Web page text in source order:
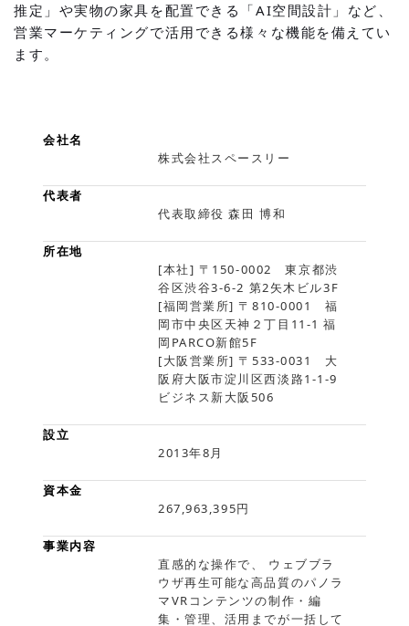
推定」や実物の家具を配置できる「AI空間設計」など、
営業マーケティングで活用できる様々な機能を備えてい
ます。
会社名
株式会社スペースリー
代表者
代表取締役 森田 博和
所在地
[本社] 〒150-0002 東京都渋
谷区渋谷3-6-2 第2矢木ビル3F
[福岡営業所] 〒810-0001 福
岡市中央区天神２丁目11-1 福
岡PARCO新館5F
[大阪営業所] 〒533-0031 大
阪府大阪市淀川区西淡路1-1-9
ビジネス新大阪506
設立
2013年8月
資本金
267,963,395円
事業内容
直感的な操作で、 ウェブブラ
ウザ再生可能な高品質のパノラ
マVRコンテンツの制作・編
集・管理、活用までが一括して